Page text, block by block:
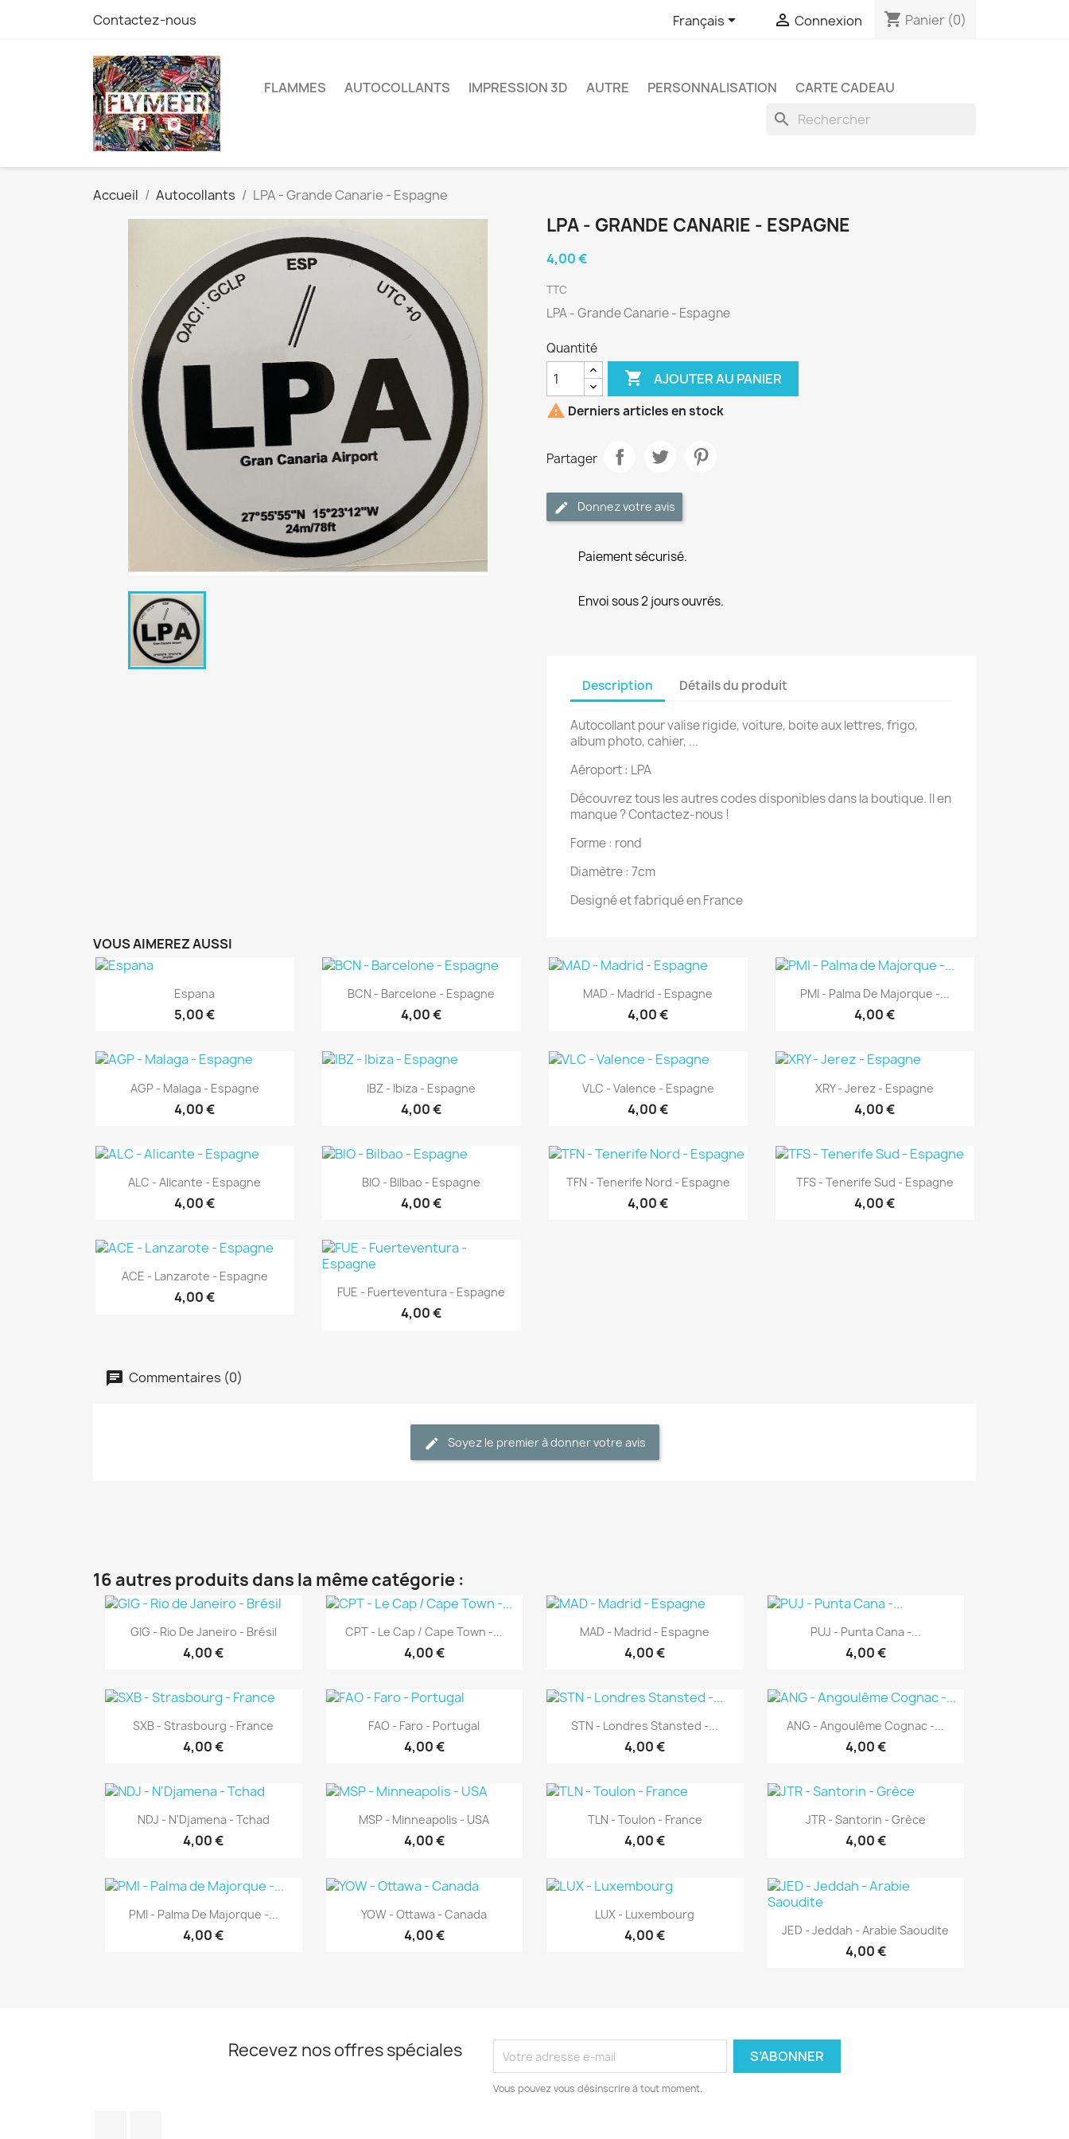
Contactez-nous Français  Connexion shopping_cart Panier (0)
FLAMMES AUTOCOLLANTS IMPRESSION 3D AUTRE PERSONNALISATION CARTE CADEAU
search
Accueil Autocollants LPA - Grande Canarie - Espagne
LPA - GRANDE CANARIE - ESPAGNE
4,00 €
TTC
LPA - Grande Canarie - Espagne
Quantité
 AJOUTER AU PANIER
 Derniers articles en stock
Partager
Donnez votre avis
Paiement sécurisé.
Envoi sous 2 jours ouvrés.
Description Détails du produit
Autocollant pour valise rigide, voiture, boite aux lettres, frigo,
album photo, cahier, ...
Aéroport : LPA
Découvrez tous les autres codes disponibles dans la boutique. Il en
manque ? Contactez-nous !
Forme : rond
Diamètre : 7cm
Designé et fabriqué en France
VOUS AIMEREZ AUSSI
Aperçu rapide
Espana
5,00 €
Aperçu rapide
BCN - Barcelone - Espagne
4,00 €
Aperçu rapide
MAD - Madrid - Espagne
4,00 €
Aperçu rapide
PMI - Palma De Majorque -...
4,00 €
 Aperçu rapide
AGP - Malaga - Espagne
4,00 €
 Aperçu rapide
IBZ - Ibiza - Espagne
4,00 €
Aperçu rapide
VLC - Valence - Espagne
4,00 €
 Aperçu rapide
XRY - Jerez - Espagne
4,00 €
 Aperçu rapide
ALC - Alicante - Espagne
4,00 €
 Aperçu rapide
BIO - Bilbao - Espagne
4,00 €
Aperçu rapide
TFN - Tenerife Nord - Espagne
4,00 €
Aperçu rapide
TFS - Tenerife Sud - Espagne
4,00 €
 Aperçu rapide
ACE - Lanzarote - Espagne
4,00 € Aperçu rapide
FUE - Fuerteventura - Espagne
4,00 €
Commentaires (0)
Soyez le premier à donner votre avis
16 autres produits dans la même catégorie :
Aperçu rapide
GIG - Rio De Janeiro - Brésil
4,00 €
Aperçu rapide
CPT - Le Cap / Cape Town -...
4,00 €
 Aperçu rapide
MAD - Madrid - Espagne
4,00 €
Aperçu rapide
PUJ - Punta Cana -...
4,00 €
Aperçu rapide
SXB - Strasbourg - France
4,00 €
Aperçu rapide
FAO - Faro - Portugal
4,00 €
Aperçu rapide
STN - Londres Stansted -...
4,00 €
Aperçu rapide
ANG - Angoulême Cognac -...
4,00 €
Aperçu rapide
NDJ - N'Djamena - Tchad
4,00 €
Aperçu rapide
MSP - Minneapolis - USA
4,00 €
 Aperçu rapide
TLN - Toulon - France
4,00 €
Aperçu rapide
JTR - Santorin - Grèce
4,00 €
Aperçu rapide
PMI - Palma De Majorque -...
4,00 €
 Aperçu rapide
YOW - Ottawa - Canada
4,00 €
Aperçu rapide
LUX - Luxembourg
4,00 € Aperçu rapide
JED - Jeddah - Arabie Saoudite
4,00 €
Recevez nos offres spéciales
Vous pouvez vous désinscrire à tout moment.